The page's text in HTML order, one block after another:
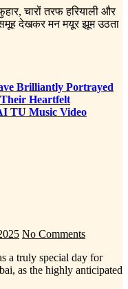
देखकर मन मयूर झूम उठता
Brilliantly Portrayed
Heartfelt
TU Music Video
No Comments
a truly special day for
as the highly anticipated